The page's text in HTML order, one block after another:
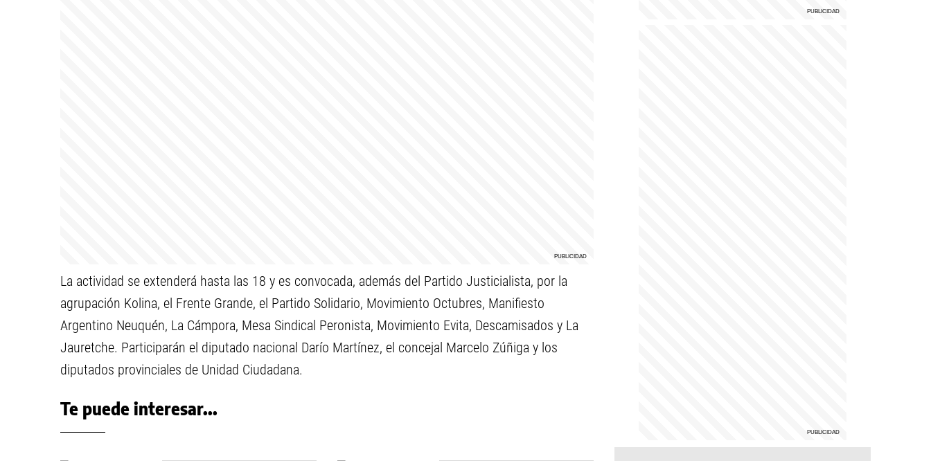
La actividad se extenderá hasta las 18 y es convocada, además del Partido Justicialista, por la
agrupación Kolina, el Frente Grande, el Partido Solidario, Movimiento Octubres, Manifiesto
Argentino Neuquén, La Cámpora, Mesa Sindical Peronista, Movimiento Evita, Descamisados y La
Jauretche. Participarán el diputado nacional Darío Martínez, el concejal Marcelo Zúñiga y los
diputados provinciales de Unidad Ciudadana.
Te puede interesar...